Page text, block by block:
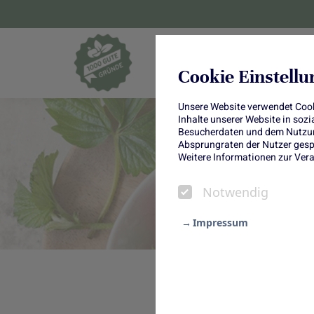
Cookie
Unsere Website verwendet
Inhalte unserer Website in
Besucherdaten und dem
Absprungraten der Nutzer
Weitere Informationen zur
Notwendig
Impressum
Bald ist es wieder so